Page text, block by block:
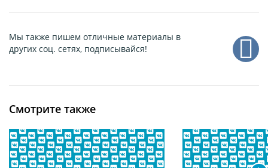
Мы также пишем отличные материалы в
других соц. сетях, подписывайся!
Смотрите также